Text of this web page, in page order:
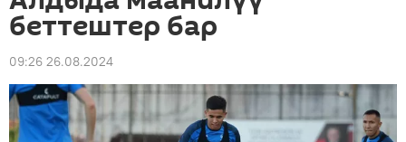
беттештер бар
09:26 26.08.2024